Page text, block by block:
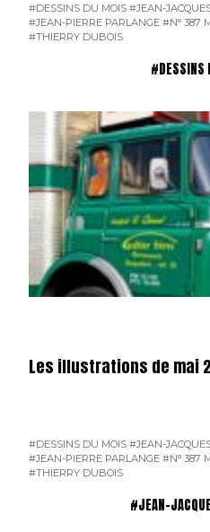
#DESSINS DU MOIS #JEAN-
#JEAN-PIERRE PARLANGE #N° 387
#THIERRY DUBOIS
#DESSINS
Les illustrations de mai
#DESSINS DU MOIS #JEAN-
#JEAN-PIERRE PARLANGE #N° 387
#THIERRY DUBOIS
#JEAN-